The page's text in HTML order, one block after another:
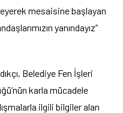
mesaisine başlayan
yanındayız”
Belediye Fen İşleri
karla mücadele
ilgili bilgiler alan